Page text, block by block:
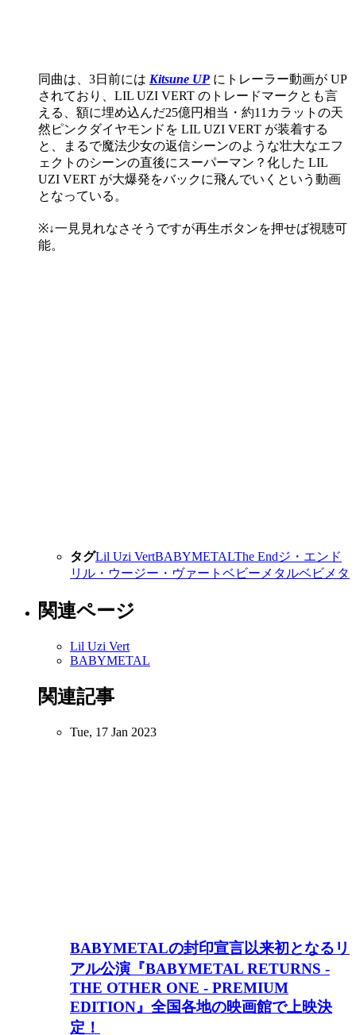
同曲は、3日前には Kitsune UP にトレーラー動画が UP
されており、LIL UZI VERT のトレードマークとも言
える、額に埋め込んだ25億円相当・約11カラットの天
然ピンクダイヤモンドを LIL UZI VERT が装着する
と、まるで魔法少女の返信シーンのような壮大なエフ
ェクトのシーンの直後にスーパーマン？化した LIL
UZI VERT が大爆発をバックに飛んでいくという動画
となっている。
※↓一見見れなさそうですが再生ボタンを押せば視聴可
能。
タグLil Uzi VertBABYMETALThe Endジ・エンド
リル・ウージー・ヴァート ベビーメタルベビメタ
関連ページ
Lil Uzi Vert
BABYMETAL
関連記事
Tue, 17 Jan 2023
BABYMETALの封印宣言以来初となるリ
アル公演『BABYMETAL RETURNS -
THE OTHER ONE - PREMIUM
EDITION』全国各地の映画館で上映決
定！